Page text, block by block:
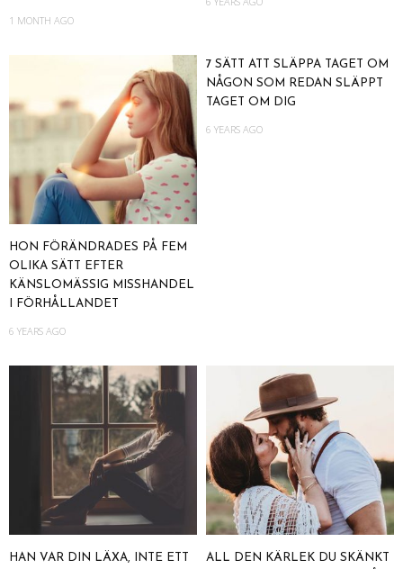
1 MONTH AGO
HON FÖRÄNDRADES PÅ FEM
OLIKA SÄTT EFTER
KÄNSLOMÄSSIG MISSHANDEL
I FÖRHÅLLANDET
6 YEARS AGO
7 SÄTT ATT SLÄPPA TAGET OM
NÅGON SOM REDAN SLÄPPT
TAGET OM DIG
6 YEARS AGO
HAN VAR DIN LÄXA, INTE ETT
ALL DEN KÄRLEK DU SKÄNKT